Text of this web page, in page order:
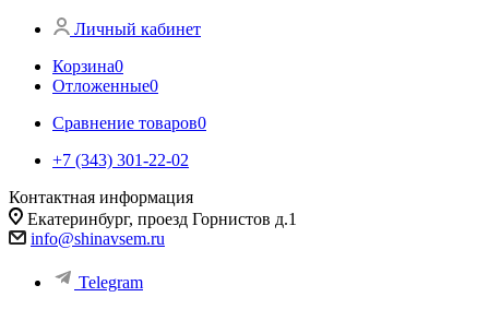
Личный кабинет
Корзина0
Отложенные0
Сравнение товаров0
+7 (343) 301-22-02
Контактная информация
Екатеринбург, проезд Горнистов д.1
info@shinavsem.ru
Telegram